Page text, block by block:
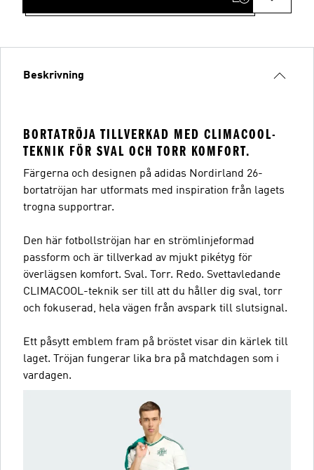
Beskrivning
BORTATRÖJA TILLVERKAD MED CLIMACOOL-
TEKNIK FÖR SVAL OCH TORR KOMFORT.
Färgerna och designen på adidas Nordirland 26-
bortatröjan har utformats med inspiration från lagets
trogna supportrar.
Den här fotbollströjan har en strömlinjeformad
passform och är tillverkad av mjukt pikétyg för
överlägsen komfort. Sval. Torr. Redo. Svettavledande
CLIMACOOL-teknik ser till att du håller dig sval, torr
och fokuserad, hela vägen från avspark till slutsignal.
Ett påsytt emblem fram på bröstet visar din kärlek till
laget. Tröjan fungerar lika bra på matchdagen som i
vardagen.